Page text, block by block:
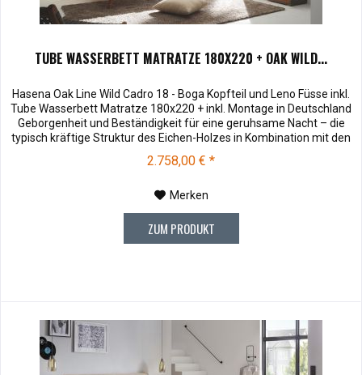
TUBE WASSERBETT MATRATZE 180X220 + OAK WILD...
Hasena Oak Line Wild Cadro 18 - Boga Kopfteil und Leno Füsse inkl.
Tube Wasserbett Matratze 180x220 + inkl. Montage in Deutschland
Geborgenheit und Beständigkeit für eine geruhsame Nacht – die
typisch kräftige Struktur des Eichen-Holzes in Kombination mit den
separaten Fuss- und Eckelementen verleiht unserer Oak-Line eine
starke und behagliche Aura. Dieses Massivholz...
2.758,00 € *
Merken
ZUM PRODUKT